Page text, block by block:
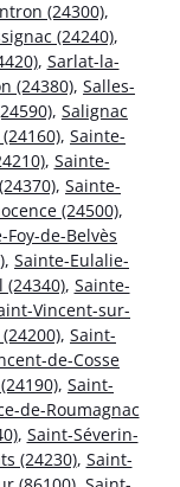
(24300),
(24240),
, Sarlat-la-
(24380), Salles-
, Salignac
, Sainte-
, Sainte-
, Sainte-
(24500),
Foy-de-Belvès
, Sainte-Eulalie-
, Sainte-
Vincent-sur-
, Saint-
de-Cosse
, Saint-
de-Roumagnac
, Saint-Séverin-
(24230), Saint-